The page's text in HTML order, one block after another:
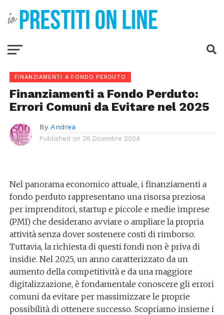
FINANZIAMENTI A FONDO PERDUTO
Finanziamenti a Fondo Perduto:
Errori Comuni da Evitare nel 2025
By Andrea
Published on 26 Dicembre 2024
Nel panorama economico attuale, i finanziamenti a
fondo perduto rappresentano una risorsa preziosa
per imprenditori, startup e piccole e medie imprese
(PMI) che desiderano avviare o ampliare la propria
attività senza dover sostenere costi di rimborso.
Tuttavia, la richiesta di questi fondi non è priva di
insidie. Nel 2025, un anno caratterizzato da un
aumento della competitività e da una maggiore
digitalizzazione, è fondamentale conoscere gli errori
comuni da evitare per massimizzare le proprie
possibilità di ottenere successo. Scopriamo insieme i